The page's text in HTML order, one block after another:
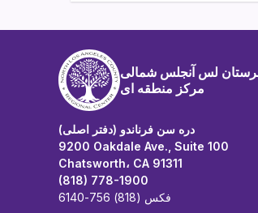
لس آنجلس شمالی
مرکز منطقه ای
دره سن فرناندو (دفتر اصلی)
9200 Oakdale Ave., Suite 100
Chatsworth، CA 91311
(818) 778-1900
فکس (818) 756-6140